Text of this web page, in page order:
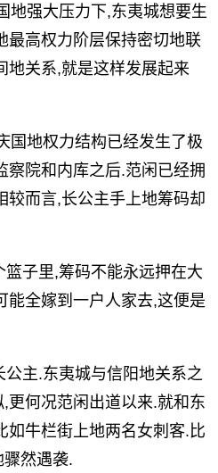
强大压力下,东夷城想要生
最高权力阶层保持密切地联
地关系,就是这样发展起来
地权力结构已经发生了极
察院和内库之后.范闲已经拥
较而言,长公主手上地筹码却
子里,筹码不能永远押在大
能全嫁到一户人家去,这便是
主.东夷城与信阳地关系之
更何况范闲出道以来.就和东
如牛栏街上地两名女刺客.比
然遇袭.